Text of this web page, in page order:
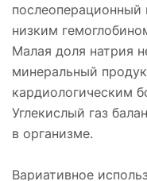
послеоперационный
низким
Малая доля натрия
минеральный
кардиологическим
Углекислый газ
в организме.
Вариативное